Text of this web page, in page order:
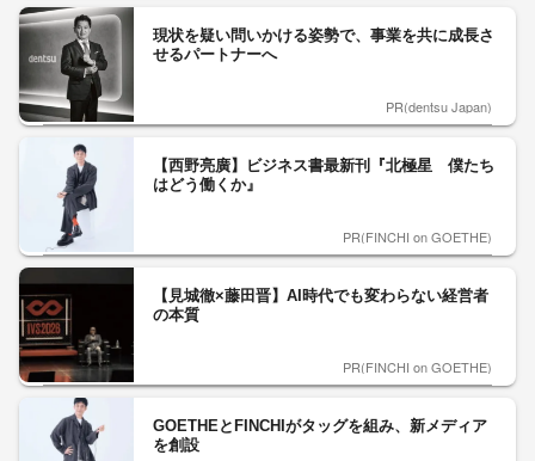
現状を疑い問いかける姿勢で、事業を共に成長さ
せるパートナーへ
PR(dentsu Japan)
【西野亮廣】ビジネス書最新刊『北極星 僕たち
はどう働くか』
PR(FINCHI on GOETHE)
【見城徹×藤田晋】AI時代でも変わらない経営者
の本質
PR(FINCHI on GOETHE)
GOETHEとFINCHIがタッグを組み、新メディア
を創設